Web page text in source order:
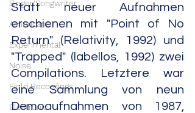
Singer/Songwriter
Americana
Experimental
Noise
Field Recordings
Electronic
Statt neuer Aufnahmen
erschienen mit "Point of No
Return" (Relativity, 1992) und
"Trapped" (labellos, 1992) zwei
Compilations. Letztere war
eine Sammlung von neun
Demoaufnahmen von 1987,